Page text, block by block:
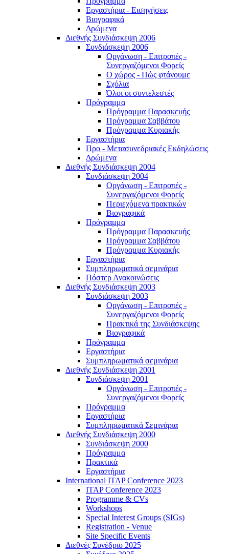
Εργαστήρια - Εισηγήσεις
Βιογραφικά
Δρώμενα
Διεθνής Συνδιάσκεψη 2006
Συνδιάσκεψη 2006
Οργάνωση - Επιτροπές -
Συνεργαζόμενοι Φορείς
Ο χώρος - Πώς φτάνουμε
Σχόλια
Όλοι οι συντελεστές
Πρόγραμμα
Πρόγραμμα Παρασκευής
Πρόγραμμα Σαββάτου
Πρόγραμμα Κυριακής
Εργαστήρια
Προ - Μετασυνεδριακές Εκδηλώσεις
Δρώμενα
Διεθνής Συνδιάσκεψη 2004
Συνδιάσκεψη 2004
Οργάνωση - Επιτροπές -
Συνεργαζόμενοι Φορείς
Περιεχόμενα πρακτικών
Βιογραφικά
Πρόγραμμα
Πρόγραμμα Παρασκευής
Πρόγραμμα Σαββάτου
Πρόγραμμα Κυριακής
Εργαστήρια
Συμπληρωματικά σεμινάρια
Πόστερ Ανακοινώσεις
Διεθνής Συνδιάσκεψη 2003
Συνδιάσκεψη 2003
Οργάνωση - Επιτροπές -
Συνεργαζόμενοι Φορείς
Πρακτικά της Συνδιάσκεψης
Βιογραφικά
Πρόγραμμα
Εργαστήρια
Συμπληρωματικά σεμινάρια
Διεθνής Συνδιάσκεψη 2001
Συνδιάσκεψη 2001
Οργάνωση - Επιτροπές -
Συνεργαζόμενοι Φορείς
Πρόγραμμα
Εργαστήρια
Συμπληρωματικά Σεμινάρια
Διεθνής Συνδιάσκεψη 2000
Συνδιάσκεψη 2000
Πρόγραμμα
Πρακτικά
Εργαστήρια
International ITAP Conference 2023
ITAP Conference 2023
Programme & CVs
Workshops
Special Interest Groups (SIGs)
Registration - Venue
Site Specific Events
Διεθνές Συνέδριο 2025